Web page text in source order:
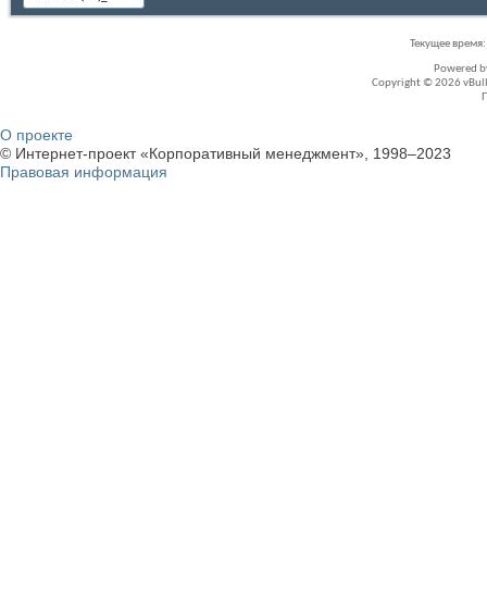
Текущее время:
Powered
Copyright © 2026
О проекте
© Интернет-проект «Корпоративный менеджмент», 1998–2023
Правовая информация